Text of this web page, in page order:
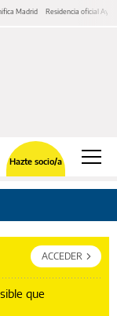
Madrid Residencia oficial
Hazte socio/a
ACCEDER
que